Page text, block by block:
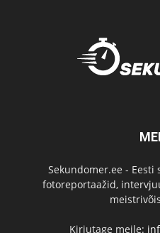
Sekundomer.ee -
fotoreportaažid,
Kirjutage meile: